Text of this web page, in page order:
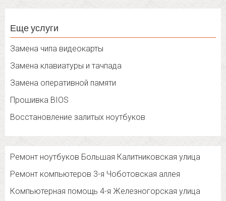
Еще услуги
Замена чипа видеокарты
Замена клавиатуры и тачпада
Замена оперативной памяти
Прошивка BIOS
Восстановление залитых ноутбуков
Ремонт ноутбуков Большая Калитниковская улица
Ремонт компьютеров 3-я Чоботовская аллея
Компьютерная помощь 4-я Железногорская улица